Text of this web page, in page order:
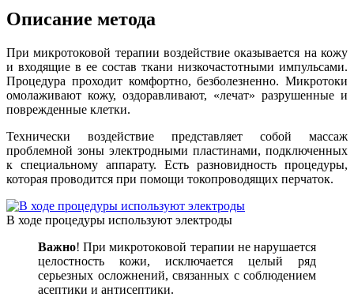
Описание метода
При микротоковой терапии воздействие оказывается на кожу
и входящие в ее состав ткани низкочастотными импульсами.
Процедура проходит комфортно, безболезненно. Микротоки
омолаживают кожу, оздоравливают, «лечат» разрушенные и
поврежденные клетки.
Технически воздействие представляет собой массаж
проблемной зоны электродными пластинами, подключенных
к специальному аппарату. Есть разновидность процедуры,
которая проводится при помощи токопроводящих перчаток.
В ходе процедуры используют электроды
Важно! При микротоковой терапии не нарушается
целостность кожи, исключается целый ряд
серьезных осложнений, связанных с соблюдением
асептики и антисептики.